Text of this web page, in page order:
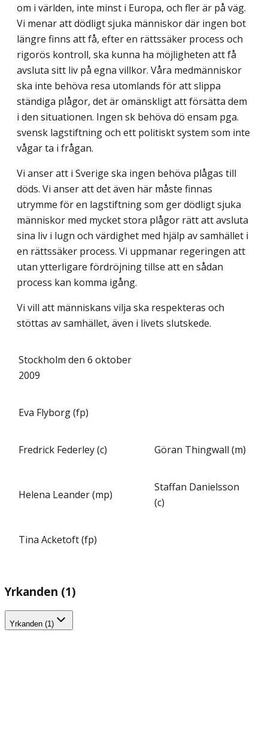
om i världen, inte minst i Europa, och fler är på väg.
Vi menar att dödligt sjuka människor där ingen bot
längre finns att få, efter en rättssäker process och
rigorös kontroll, ska kunna ha möjligheten att få
avsluta sitt liv på egna villkor. Våra medmänniskor
ska inte behöva resa utomlands för att slippa
ständiga plågor, det är omänskligt att försätta dem
i den situationen. Ingen sk behöva dö ensam pga.
svensk lagstiftning och ett politiskt system som inte
vågar ta i frågan.
Vi anser att i Sverige ska ingen behöva plågas till
döds. Vi anser att det även här måste finnas
utrymme för en lagstiftning som ger dödligt sjuka
människor med mycket stora plågor rätt att avsluta
sina liv i lugn och värdighet med hjälp av samhället i
en rättssäker process. Vi uppmanar regeringen att
utan ytterligare fördröjning tillse att en sådan
process kan komma igång.
Vi vill att människans vilja ska respekteras och
stöttas av samhället, även i livets slutskede.
Stockholm den 6 oktober
2009
Eva Flyborg (fp)
Fredrick Federley (c) Göran Thingwall (m)
Helena Leander (mp)
Staffan Danielsson
(c)
Tina Acketoft (fp)
Yrkanden (1)
Yrkanden (1)